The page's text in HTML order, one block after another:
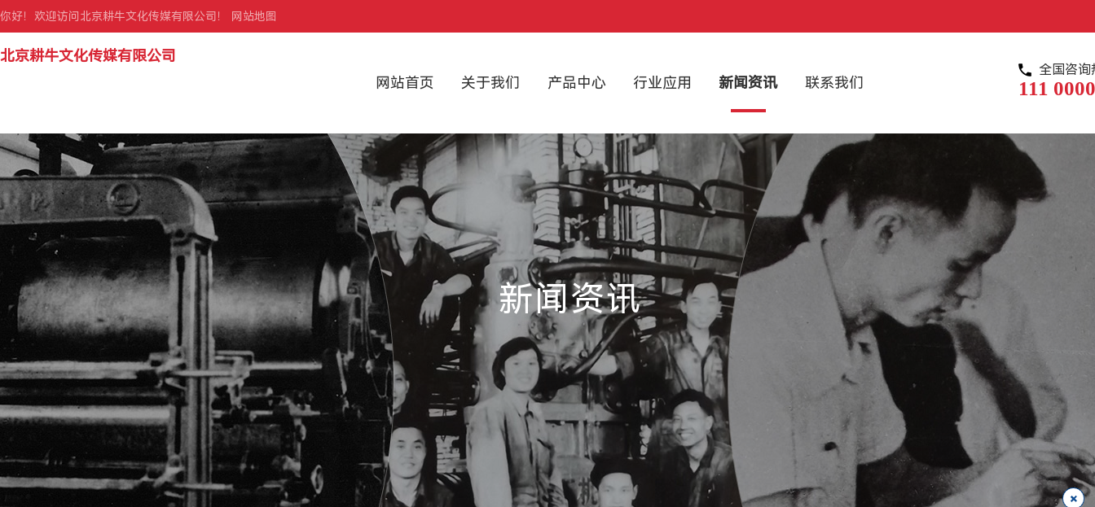
你好！欢迎访问北京耕牛文化传媒有限公司！ 网站地图
北京耕牛文化传媒有限公司
网站首页
关于我们 产品中心 行业应用 新闻资讯 联系我们
全国咨询
111
新闻资讯